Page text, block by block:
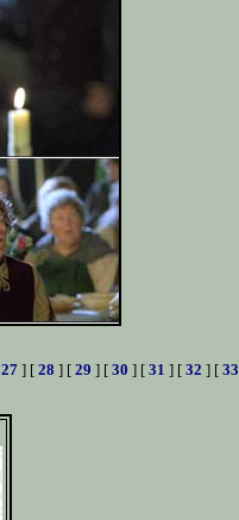
27] [ 28 ] [ 29 ] [ 30 ] [ 31 ] [ 32 ] [ 33